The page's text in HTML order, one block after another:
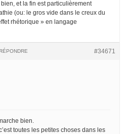
et la fin est particulièrement
(ou: le gros vide dans le creux du
rhétorique » en langage
#34671
RÉPONDRE
bien.
toutes les petites choses dans les